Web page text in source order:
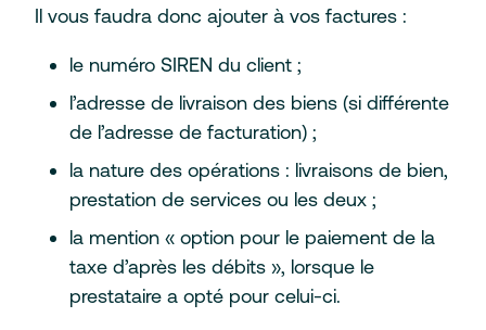
Il vous faudra donc ajouter à vos factures :
le numéro SIREN du client ;
l’adresse de livraison des biens (si différente
de l’adresse de facturation) ;
la nature des opérations : livraisons de bien,
prestation de services ou les deux ;
la mention « option pour le paiement de la
taxe d’après les débits », lorsque le
prestataire a opté pour celui-ci.